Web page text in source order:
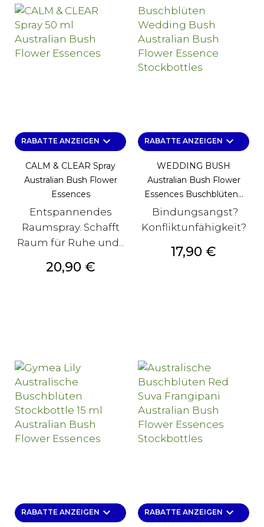
RABATTE ANZEIGEN keyboard_arrow_down
CALM & CLEAR Spray
Australian Bush Flower
Essences
Entspannendes
Raumspray. Schafft
Raum für Ruhe und...
Preis
20,90 €
RABATTE ANZEIGEN keyboard_arrow_down
WEDDING BUSH
Australian Bush Flower
Essences Buschblüten...
Bindungsangst?
Konfliktunfähigkeit?
Preis
17,90 €
RABATTE ANZEIGEN keyboard_arrow_down RABATTE ANZEIGEN keyboard_arrow_down